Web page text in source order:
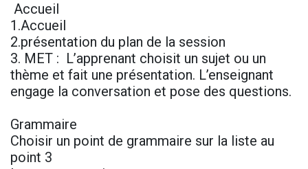
Accueil
1.Accueil
2.présentation du plan de la session
3. MET : L’apprenant choisit un sujet ou un
thème et fait une présentation. L’enseignant
engage la conversation et pose des questions.
Grammaire
Choisir un point de grammaire sur la liste au
point 3